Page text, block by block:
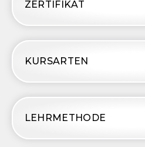
ZERTIFIKAT
KURSARTEN
LEHRMETHODE